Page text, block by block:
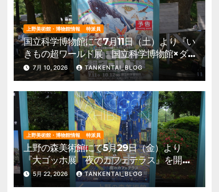
上野美術館・博物館情報 特派員
国立科学博物館にて7月11日（土）より『い
きもの超ワールド展 国立科学博物館×ダ
ーウィンが来た！』を開催。 上野公園
美術館・博物館 混雑情報他
7月 10, 2026 TANKENTAI_BLOG
上野美術館・博物館情報 特派員
上野の森美術館にて5月29日（金）より
『大ゴッホ展 夜のカフェテラス』を開
催。 上野公園 美術館・博物館 混雑情
報他
5月 22, 2026 TANKENTAI_BLOG